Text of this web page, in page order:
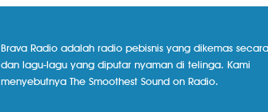
Brava Radio adalah radio pebisnis yang dikemas
dan lagu-lagu yang diputar nyaman di telinga. Kami
menyebutnya The Smoothest Sound on Radio.